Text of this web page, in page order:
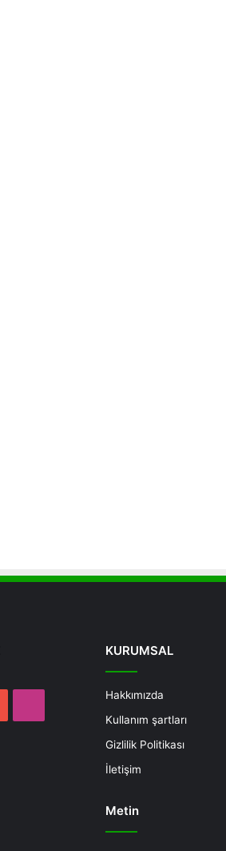
KURUMSAL
Hakkımızda
Kullanım şartları
Gizlilik Politikası
İletişim
Metin